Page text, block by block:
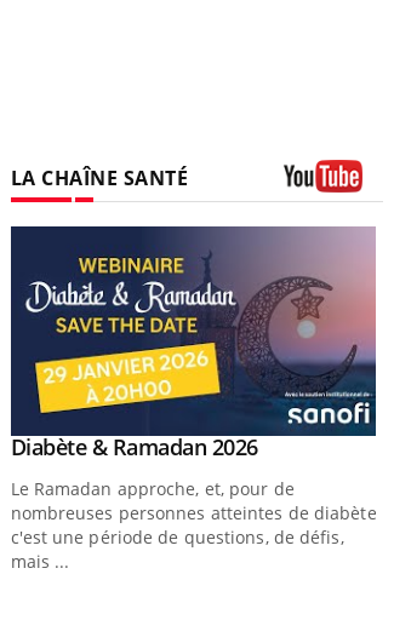
LA CHAÎNE SANTÉ
Youtube
Diabète & Ramadan 2026Youtube
Le Ramadan approche, et, pour de
nombreuses personnes atteintes de diabète,
c'est une période de questions, de défis,
mais ...